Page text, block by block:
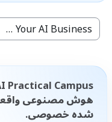
طبقه‌های درسی
شده خصوصی.